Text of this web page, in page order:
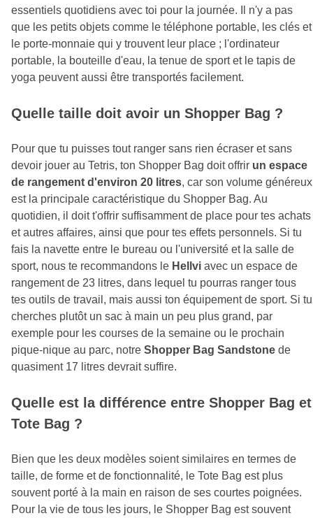
essentiels quotidiens avec toi pour la journée. Il n'y a pas
que les petits objets comme le téléphone portable, les clés et
le porte-monnaie qui y trouvent leur place ; l'ordinateur
portable, la bouteille d'eau, la tenue de sport et le tapis de
yoga peuvent aussi être transportés facilement.
Quelle taille doit avoir un Shopper Bag ?
Pour que tu puisses tout ranger sans rien écraser et sans
devoir jouer au Tetris, ton Shopper Bag doit offrir un espace
de rangement d'environ 20 litres, car son volume généreux
est la principale caractéristique du Shopper Bag. Au
quotidien, il doit t'offrir suffisamment de place pour tes achats
et autres affaires, ainsi que pour tes effets personnels. Si tu
fais la navette entre le bureau ou l'université et la salle de
sport, nous te recommandons le Hellvi avec un espace de
rangement de 23 litres, dans lequel tu pourras ranger tous
tes outils de travail, mais aussi ton équipement de sport. Si tu
cherches plutôt un sac à main un peu plus grand, par
exemple pour les courses de la semaine ou le prochain
pique-nique au parc, notre Shopper Bag Sandstone de
quasiment 17 litres devrait suffire.
Quelle est la différence entre Shopper Bag et
Tote Bag ?
Bien que les deux modèles soient similaires en termes de
taille, de forme et de fonctionnalité, le Tote Bag est plus
souvent porté à la main en raison de ses courtes poignées.
Pour la vie de tous les jours, le Shopper Bag est souvent